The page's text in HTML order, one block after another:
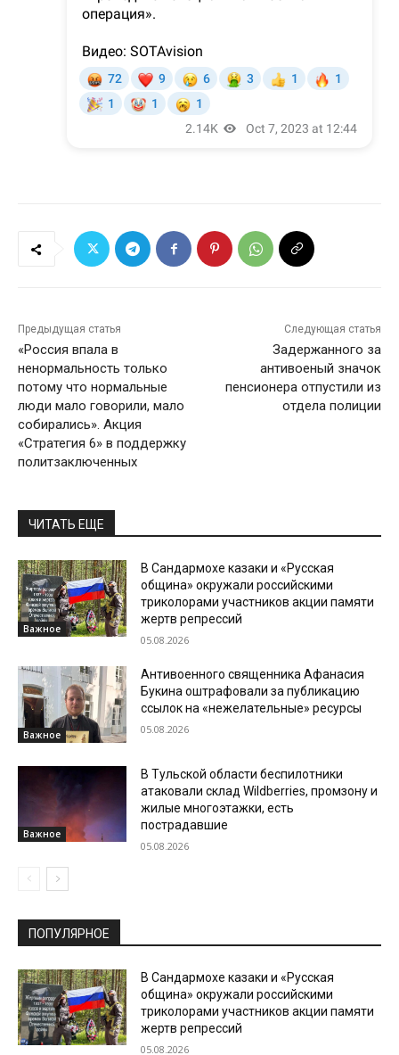
Предыдущая статья
«Россия впала в
ненормальность только
потому что нормальные
люди мало говорили, мало
собирались». Акция
«Стратегия 6» в поддержку
политзаключенных
Следующая статья
Задержанного за
антивоеный значок
пенсионера отпустили из
отдела полиции
ЧИТАТЬ ЕЩЕ
Важное
В Сандармохе казаки и «Русская
община» окружали российскими
триколорами участников акции памяти
жертв репрессий
05.08.2026
Важное
Антивоенного священника Афанасия
Букина оштрафовали за публикацию
ссылок на «нежелательные» ресурсы
05.08.2026
Важное
В Тульской области беспилотники
атаковали склад Wildberries, промзону и
жилые многоэтажки, есть
пострадавшие
05.08.2026
ПОПУЛЯРНОЕ
В Сандармохе казаки и «Русская
община» окружали российскими
триколорами участников акции памяти
жертв репрессий
05.08.2026